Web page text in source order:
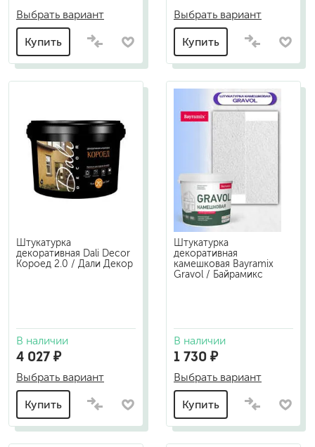
Выбрать вариант
Купить
Выбрать вариант
Купить
Штукатурка
декоративная Dali Decor
Короед 2.0 / Дали Декор
В наличии
4 027 ₽
Выбрать вариант
Купить
Штукатурка
декоративная
камешковая Bayramix
Gravol / Байрамикс
В наличии
1 730 ₽
Выбрать вариант
Купить